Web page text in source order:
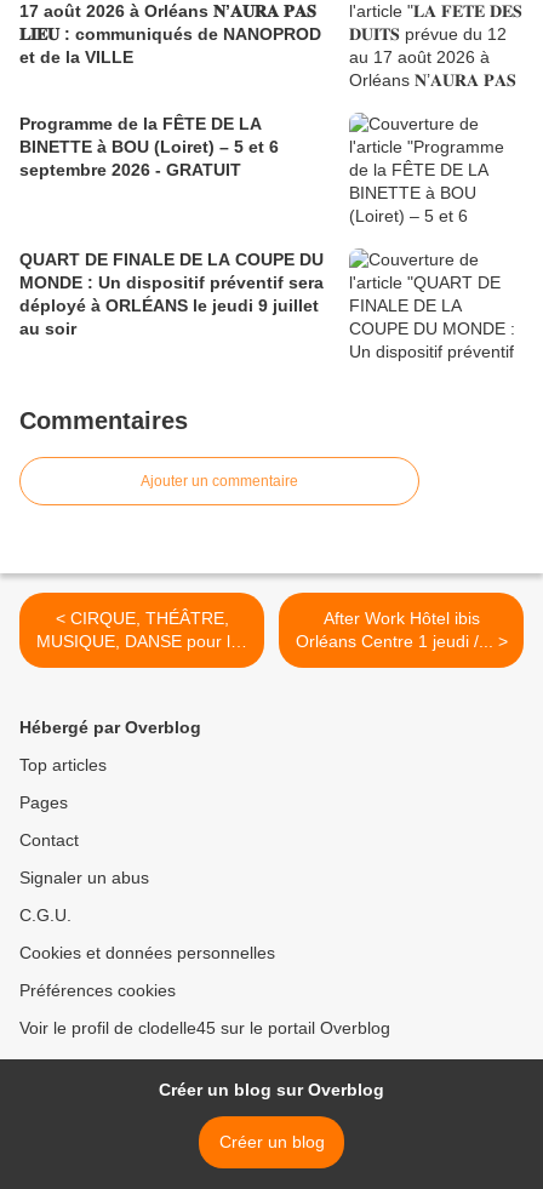
17 août 2026 à Orléans 𝐍’𝐀𝐔𝐑𝐀 𝐏𝐀𝐒
𝐋𝐈𝐄𝐔 : communiqués de NANOPROD
et de la VILLE
Programme de la FÊTE DE LA
BINETTE à BOU (Loiret) – 5 et 6
septembre 2026 - GRATUIT
QUART DE FINALE DE LA COUPE DU
MONDE : Un dispositif préventif sera
déployé à ORLÉANS le jeudi 9 juillet
au soir
Commentaires
Ajouter un commentaire
< CIRQUE, THÉÂTRE,
MUSIQUE, DANSE pour les
2 à 12...
After Work Hôtel ibis
Orléans Centre 1 jeudi /... >
Hébergé par Overblog
Top articles
Pages
Contact
Signaler un abus
C.G.U.
Cookies et données personnelles
Préférences cookies
Voir le profil de clodelle45 sur le portail Overblog
Créer un blog sur Overblog
Créer un blog